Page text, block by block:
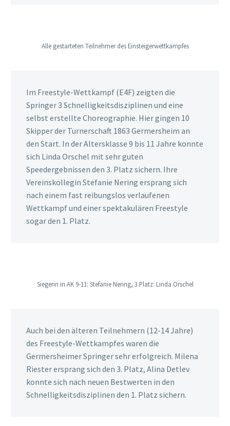
Alle gestarteten Teilnehmer des Einsteigerwettkampfes
Im Freestyle-Wettkampf (E4F) zeigten die
Springer 3 Schnelligkeitsdisziplinen und eine
selbst erstellte Choreographie. Hier gingen 10
Skipper der Turnerschaft 1863 Germersheim an
den Start. In der Altersklasse 9 bis 11 Jahre konnte
sich Linda Orschel mit sehr guten
Speedergebnissen den 3. Platz sichern. Ihre
Vereinskollegin Stefanie Nering ersprang sich
nach einem fast reibungslos verlaufenen
Wettkampf und einer spektakulären Freestyle
sogar den 1. Platz.
Siegerin in AK 9-11: Stefanie Nering, 3.Platz: Linda Orschel
Auch bei den älteren Teilnehmern (12-14 Jahre)
des Freestyle-Wettkampfes waren die
Germersheimer Springer sehr erfolgreich. Milena
Riester ersprang sich den 3. Platz, Alina Detlev
konnte sich nach neuen Bestwerten in den
Schnelligkeitsdisziplinen den 1. Platz sichern.